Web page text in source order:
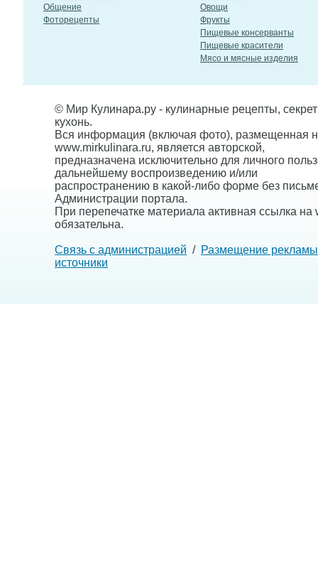
Общение
Фоторецепты
Овощи
Фрукты
Пищевые консерванты
Пищевые красители
Мясо и мясные изделия
© Мир Кулинара.ру - кулинарные рецепты,
кухонь.
Вся информация (включая фото), размещенная
www.mirkulinara.ru, является авторской,
предназначена исключительно для личного
дальнейшему воспроизведению и/или
распространению в какой-либо форме без
Администрации портала.
При перепечатке материала активная ссылка на
обязательна.
Связь с администрацией / Размещение рекламы
источники